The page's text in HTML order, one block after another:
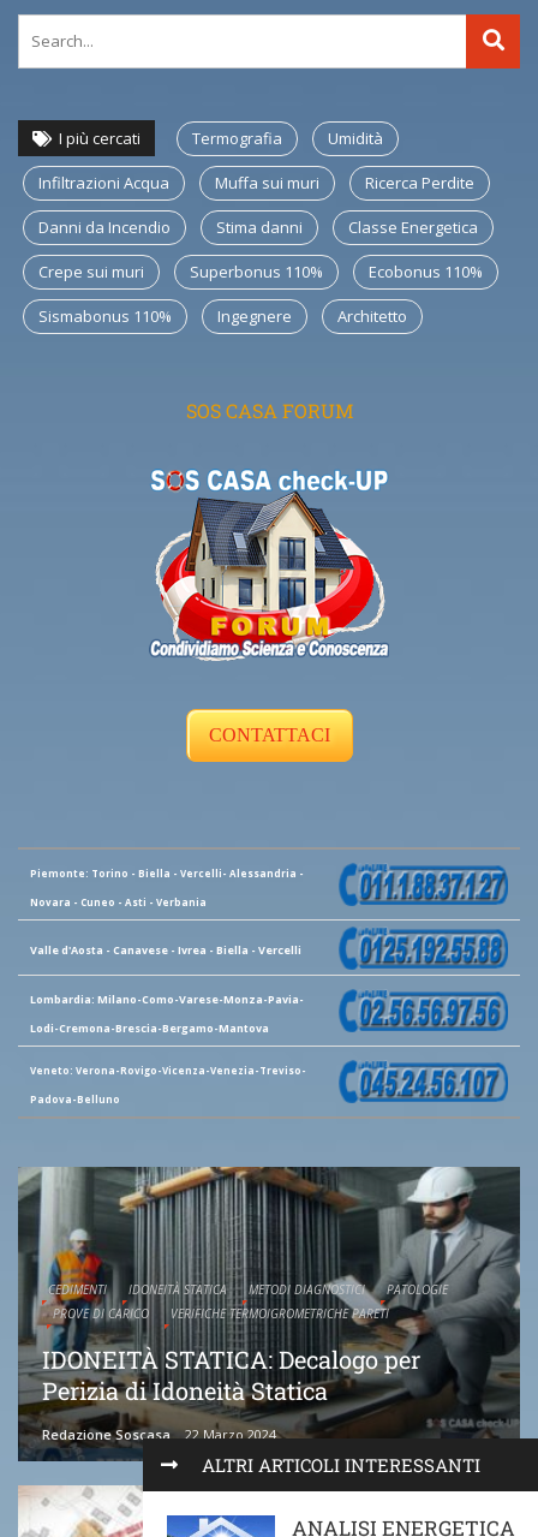
ALTRI ARTICOLI INTERESSANTI
ANALISI ENERGETICA
I più cercati Termografia Umidità
Infiltrazioni Acqua Muffa sui muri Ricerca Perdite
Danni da Incendio Stima danni Classe Energetica
Crepe sui muri Superbonus 110% Ecobonus 110%
Sismabonus 110% Ingegnere Architetto
SOS CASA FORUM
CONTATTACI
Piemonte: Torino - Biella - Vercelli- Alessandria -
Novara - Cuneo - Asti - Verbania
Valle d'Aosta - Canavese - Ivrea - Biella - Vercelli
Lombardia: Milano-Como-Varese-Monza-Pavia-
Lodi-Cremona-Brescia-Bergamo-Mantova
Veneto: Verona-Rovigo-Vicenza-Venezia-Treviso-
Padova-Belluno
CEDIMENTI IDONEITÀ STATICA METODI DIAGNOSTICI
PATOLOGIE
PROVE DI CARICO
VERIFICHE TERMOIGROMETRICHE PARETI
IDONEITÀ STATICA: Decalogo per
Perizia di Idoneità Statica
Redazione Soscasa 22 Marzo 2024